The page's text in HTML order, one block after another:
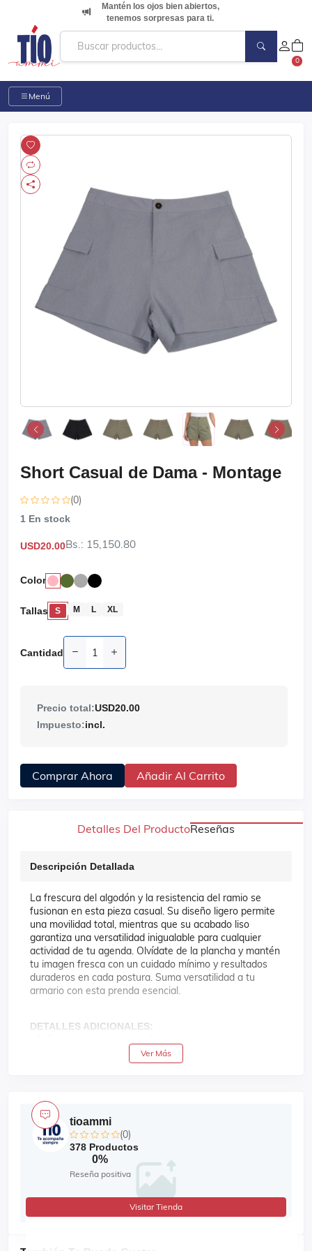
Mantén los ojos bien abiertos,
tenemos sorpresas para ti.
0
Menú
Short Casual de Dama - Montage
(0)
1 En stock
USD20.00Bs.: 15,150.80
Color
Tallas S M L XL
Cantidad
Precio total:USD20.00
Impuesto:incl.
Comprar Ahora Añadir Al Carrito
Detalles Del ProductoReseñas
Descripción Detallada
La frescura del algodón y la resistencia del ramio se
fusionan en esta pieza casual. Su diseño ligero permite
una movilidad total, mientras que su acabado liso
garantiza una versatilidad inigualable para cualquier
actividad de tu agenda. Olvídate de la plancha y mantén
tu imagen fresca con un cuidado mínimo y resultados
duraderos en cada postura. Suma versatilidad a tu
armario con esta prenda esencial.
DETALLES ADICIONALES:
bolsillos laterales estilo cargo.
Material: 70% algodón y 30% ramio
Recomendaciones de cuidado: lavar con agua tibia,
no planchar.
Ver Más
tioammi
(0)
378 Productos
0%
Reseña positiva
Visitar Tienda